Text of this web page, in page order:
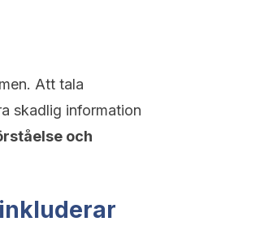
Att tala
skadlig information
och